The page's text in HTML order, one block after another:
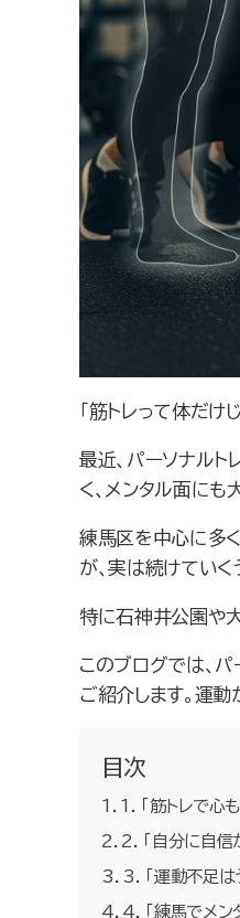
「筋トレって体だけ
最近、パーソナル
く、メンタル面に
練馬区を中心に多く
が、実は続けていく
特に石神井公園や
このブログでは、
ご紹介します。運
目次
1. 「筋トレで心
2. 「自分に自信
3. 「運動不足は
4. 「練馬でメン